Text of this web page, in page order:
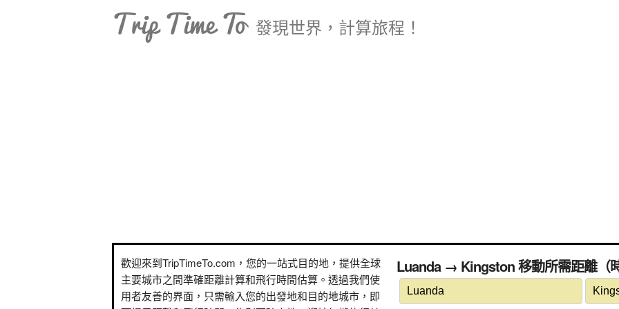
Trip Time To 發現世界，計算旅程！
歡迎來到TripTimeTo.com，您的一站式目的地，提供全球
主要城市之間準確距離計算和飛行時間估算。透過我們使
用者友善的界面，只需輸入您的出發地和目的地城市，即
Luanda → Kingston 移動所需距離（